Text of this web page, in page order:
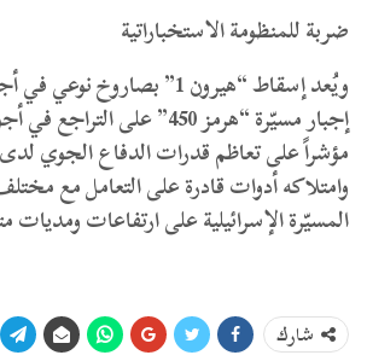
ضربة للمنظومة الاستخباراتية
ويُعد إسقاط “هيرون 1” بصاروخ
إجبار مسيّرة “هرمز 450” على
مؤشراً على تعاظم قدرات الدفاع الجوي
وامتلاكه أدوات قادرة على التعامل مع
المسيّرة الإسرائيلية على ارتفاعات ومديات
شارك